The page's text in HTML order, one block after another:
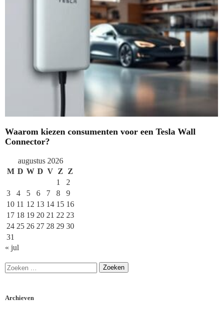
Waarom kiezen consumenten voor een Tesla Wall
Connector?
augustus 2026
M D W D V Z
Z
1
2
3
4 5 6 7 8
9
10 11 12 13 14 15 16
17 18 19 20 21 22 23
24 25 26 27 28 29 30
31
« jul
Archieven